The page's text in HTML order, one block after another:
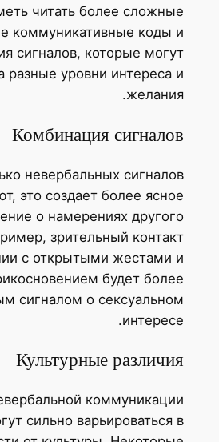
читать более сложные
коммуникативные коды и
сигналов, которые могут
разные уровни интереса и
желания.
Комбинация сигналов
невербальных сигналов
это создает более ясное
о намерениях другого
зрительный контакт
с открытыми жестами и
будет более
сигналом о сексуальном
интересе.
Культурные различия
коммуникации
сильно варьироваться в